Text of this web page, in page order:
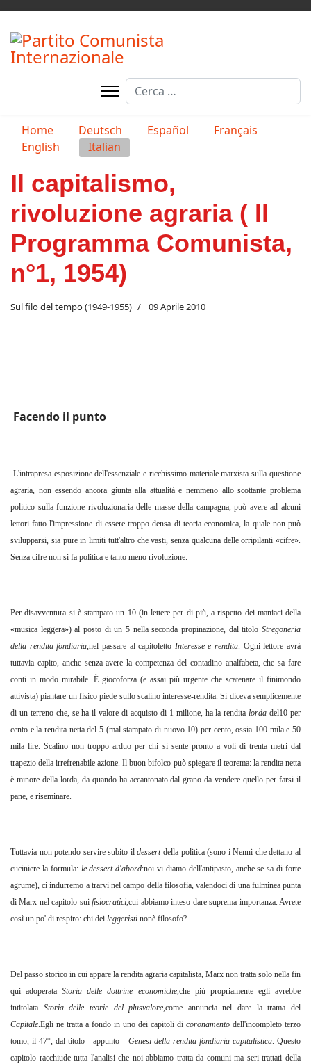
Cerca
Seleziona la tua lingua
Home Deutsch Español
Français
English
Italian
Il capitalismo,
rivoluzione agraria ( Il
Programma Comunista,
n°1, 1954)
Sul filo del tempo (1949-1955) 09 Aprile 2010
Facendo il punto
L'intrapresa esposizione dell'essenziale e ricchissimo materiale marxista sulla questione
agraria, non essendo ancora giunta alla attualità e nemmeno allo scottante problema
politico sulla funzione rivoluzionaria delle masse della campagna, può avere ad alcuni
lettori fatto l'impressione di essere troppo densa di teoria economica, la quale non può
svilupparsi, sia pure in limiti tutt'altro che vasti, senza qualcuna delle orripilanti «cifre».
Senza cifre non si fa politica e tanto meno rivoluzione.
Per disavventura si è stampato un 10 (in lettere per di più, a rispetto dei maniaci della
«musica leggera») al posto di un 5 nella seconda propinazione, dal titolo Stregoneria
della rendita fondiaria,nel passare al capitoletto Interesse e rendita. Ogni lettore avrà
tuttavia capito, anche senza avere la competenza del contadino analfabeta, che sa fare
conti in modo mirabile. È giocoforza (e assai più urgente che scatenare il finimondo
attivista) piantare un fisico piede sullo scalino interesse-rendita. Si diceva semplicemente
di un terreno che, se ha il valore di acquisto di 1 milione, ha la renditalordadel10 per
cento e la rendita netta del 5 (mal stampato di nuovo 10) per cento, ossia 100 mila e 50
mila lire. Scalino non troppo arduo per chi si sente pronto a voli di trenta metri dal
trapezio della irrefrenabile azione. Il buon bifolco può spiegare il teorema: la rendita netta
è minore della lorda, da quando ha accantonato dal grano da vendere quello per farsi il
pane, e riseminare.
Tuttavia non potendo servire subito ildessertdella politica (sono i Nenni che dettano al
cuciniere la formula: le dessert d'abord:noi vi diamo dell'antipasto, anche se sa di forte
agrume), ci indurremo a trarvi nel campo della filosofia, valendoci di una fulminea punta
di Marx nel capitolo suifisiocratici,cui abbiamo inteso dare suprema importanza. Avrete
così un po' di respiro: chi dei leggeristi nonè filosofo?
Del passo storico in cui appare la rendita agraria capitalista, Marx non tratta solo nella fin
qui adoperataStoria delle dottrine economiche,che più propriamente egli avrebbe
intitolata Storia delle teorie del plusvalore,come annuncia nel dare la trama del
Capitale.Egli ne tratta a fondo in uno dei capitoli di coronamento dell'incompleto terzo
tomo, il 47°, dal titolo - appunto - Genesi della rendita fondiaria capitalistica. Questo
capitolo racchiude tutta l'analisi che noi abbiamo tratta da comuni ma seri trattati della